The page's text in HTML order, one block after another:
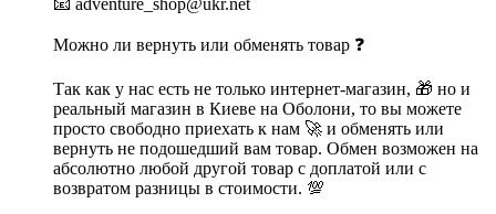
Можно ли вернуть или обменять товар ❓
Так как у нас есть не только интернет-магазин, 🎁 но и
реальный магазин в Киеве на Оболони, то вы можете
просто свободно приехать к нам 🚀 и обменять или
вернуть не подошедший вам товар. Обмен возможен на
абсолютно любой другой товар с доплатой или с
возвратом разницы в стоимости. 💯